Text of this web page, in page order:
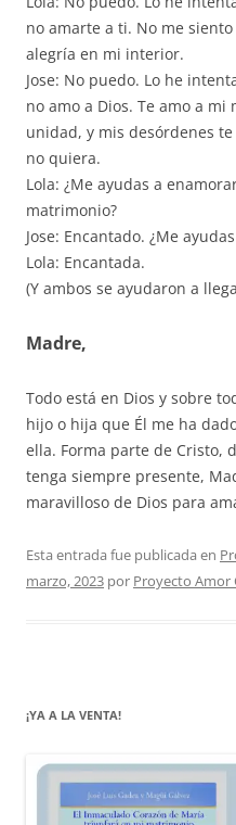
no amarte a ti. No me
alegría en mi interior.
Jose: No puedo. Lo he
no amo a Dios. Te amo a
unidad, y mis desórdenes
no quiera.
Lola: ¿Me ayudas a
matrimonio?
Jose: Encantado. ¿Me
Lola: Encantada.
(Y ambos se ayudaron a
Madre,
Todo está en Dios y sobre
hijo o hija que Él me ha
ella. Forma parte de Cristo,
tenga siempre presente,
maravilloso de Dios para
Esta entrada fue publicada en
marzo, 2023 por Proyecto Amor
¡YA A LA VENTA!